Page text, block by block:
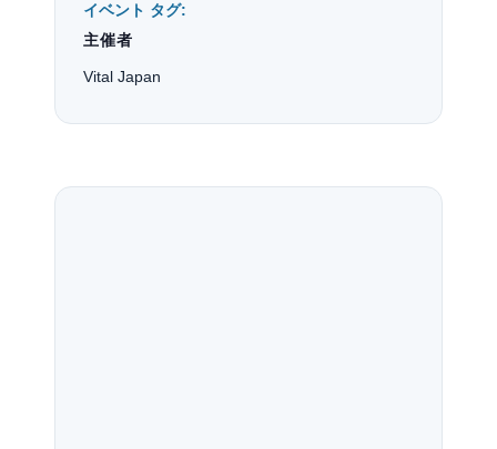
イベント タグ:
主催者
Vital Japan